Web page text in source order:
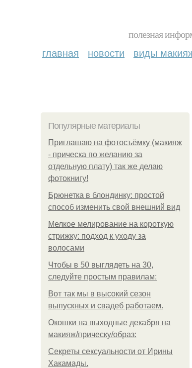
полезная
главная новости виды
Популярные материалы
Приглашаю на фотосъёмку (макияж
- прическа по желанию за
отдельную плату) так же делаю
фотокнигу!
Брюнетка в блондинку: простой
способ изменить свой внешний вид
Мелкое мелирование на короткую
стрижку: подход к уходу за
волосами
Чтобы в 50 выглядеть на 30,
следуйте простым правилам:
Вот так мы в высокий сезон
выпускных и свадеб работаем.
Окошки на выходные декабря на
макияж/прическу/образ:
Секреты сексуальности от Ирины
Хакамады.